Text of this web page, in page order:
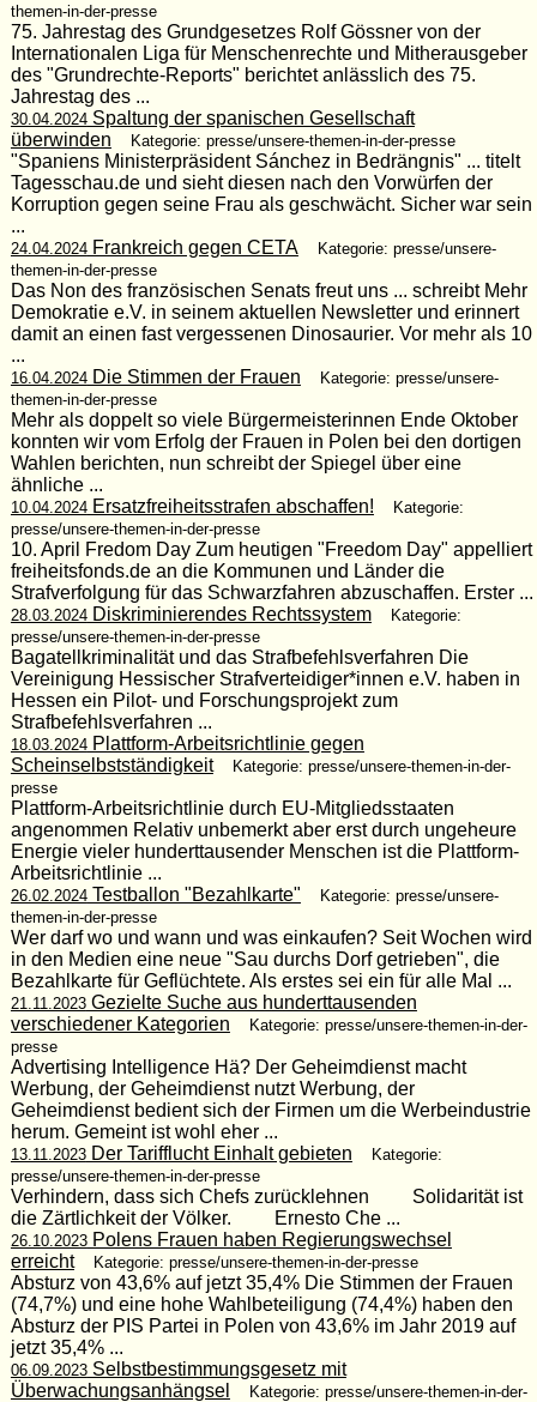
themen-in-der-presse
75. Jahrestag des Grundgesetzes Rolf Gössner von der
Internationalen Liga für Menschenrechte und Mitherausgeber
des "Grundrechte-Reports" berichtet anlässlich des 75.
Jahrestag des ...
30.04.2024Spaltung der spanischen Gesellschaft
überwinden
Kategorie: presse/unsere-themen-in-der-presse
"Spaniens Ministerpräsident Sánchez in Bedrängnis" ... titelt
Tagesschau.de und sieht diesen nach den Vorwürfen der
Korruption gegen seine Frau als geschwächt. Sicher war sein
...
24.04.2024Frankreich gegen CETA
Kategorie: presse/unsere-
themen-in-der-presse
Das Non des französischen Senats freut uns ... schreibt Mehr
Demokratie e.V. in seinem aktuellen Newsletter und erinnert
damit an einen fast vergessenen Dinosaurier. Vor mehr als 10
...
16.04.2024Die Stimmen der Frauen
Kategorie: presse/unsere-
themen-in-der-presse
Mehr als doppelt so viele Bürgermeisterinnen Ende Oktober
konnten wir vom Erfolg der Frauen in Polen bei den dortigen
Wahlen berichten, nun schreibt der Spiegel über eine
ähnliche ...
10.04.2024Ersatzfreiheitsstrafen abschaffen!
Kategorie:
presse/unsere-themen-in-der-presse
10. April Fredom Day Zum heutigen "Freedom Day" appelliert
freiheitsfonds.de an die Kommunen und Länder die
Strafverfolgung für das Schwarzfahren abzuschaffen. Erster ...
28.03.2024Diskriminierendes Rechtssystem
Kategorie:
presse/unsere-themen-in-der-presse
Bagatellkriminalität und das Strafbefehlsverfahren Die
Vereinigung Hessischer Strafverteidiger*innen e.V. haben in
Hessen ein Pilot- und Forschungsprojekt zum
Strafbefehlsverfahren ...
18.03.2024Plattform-Arbeitsrichtlinie gegen
Scheinselbstständigkeit
Kategorie: presse/unsere-themen-in-der-
presse
Plattform-Arbeitsrichtlinie durch EU-Mitgliedsstaaten
angenommen Relativ unbemerkt aber erst durch ungeheure
Energie vieler hunderttausender Menschen ist die Plattform-
Arbeitsrichtlinie ...
26.02.2024Testballon "Bezahlkarte"
Kategorie: presse/unsere-
themen-in-der-presse
Wer darf wo und wann und was einkaufen? Seit Wochen wird
in den Medien eine neue "Sau durchs Dorf getrieben", die
Bezahlkarte für Geflüchtete. Als erstes sei ein für alle Mal ...
21.11.2023Gezielte Suche aus hunderttausenden
verschiedener Kategorien
Kategorie: presse/unsere-themen-in-der-
presse
Advertising Intelligence Hä? Der Geheimdienst macht
Werbung, der Geheimdienst nutzt Werbung, der
Geheimdienst bedient sich der Firmen um die Werbeindustrie
herum. Gemeint ist wohl eher ...
13.11.2023Der Tarifflucht Einhalt gebieten
Kategorie:
presse/unsere-themen-in-der-presse
Verhindern, dass sich Chefs zurücklehnen Solidarität ist
die Zärtlichkeit der Völker. Ernesto Che ...
26.10.2023Polens Frauen haben Regierungswechsel
erreicht
Kategorie: presse/unsere-themen-in-der-presse
Absturz von 43,6% auf jetzt 35,4% Die Stimmen der Frauen
(74,7%) und eine hohe Wahlbeteiligung (74,4%) haben den
Absturz der PIS Partei in Polen von 43,6% im Jahr 2019 auf
jetzt 35,4% ...
06.09.2023Selbstbestimmungsgesetz mit
Überwachungsanhängsel
Kategorie: presse/unsere-themen-in-der-